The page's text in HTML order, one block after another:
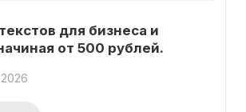
для бизнеса и
от 500 рублей.
2026